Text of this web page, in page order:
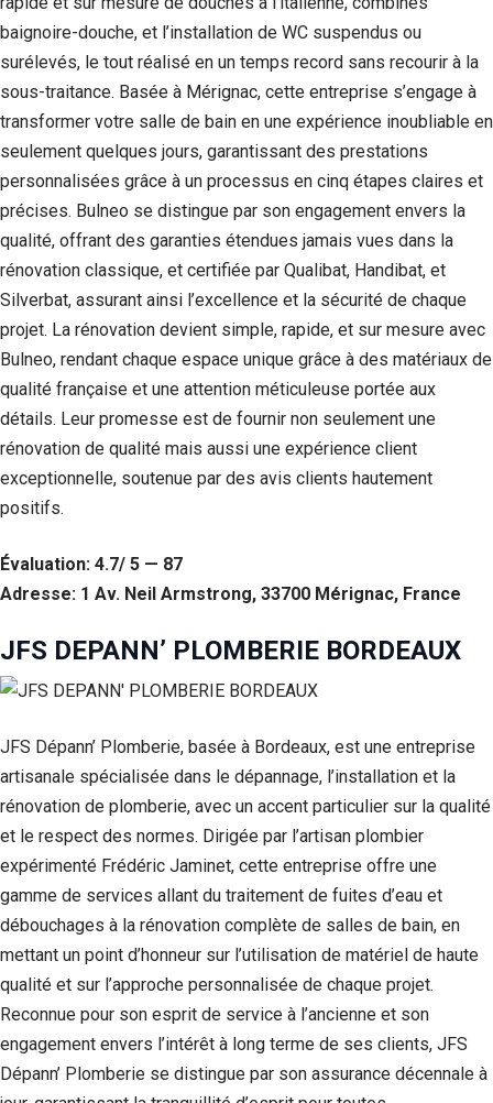
baignoire-douche, et l’installation de WC suspendus ou
surélevés, le tout réalisé en un temps record sans recourir à la
sous-traitance. Basée à Mérignac, cette entreprise s’engage à
transformer votre salle de bain en une expérience inoubliable en
seulement quelques jours, garantissant des prestations
personnalisées grâce à un processus en cinq étapes claires et
précises. Bulneo se distingue par son engagement envers la
qualité, offrant des garanties étendues jamais vues dans la
rénovation classique, et certifiée par Qualibat, Handibat, et
Silverbat, assurant ainsi l’excellence et la sécurité de chaque
projet. La rénovation devient simple, rapide, et sur mesure avec
Bulneo, rendant chaque espace unique grâce à des matériaux de
qualité française et une attention méticuleuse portée aux
détails. Leur promesse est de fournir non seulement une
rénovation de qualité mais aussi une expérience client
exceptionnelle, soutenue par des avis clients hautement
positifs.
Évaluation: 4.7/ 5 — 87
Adresse: 1 Av. Neil Armstrong, 33700 Mérignac, France
JFS DEPANN’ PLOMBERIE BORDEAUX
JFS Dépann’ Plomberie, basée à Bordeaux, est une entreprise
artisanale spécialisée dans le dépannage, l’installation et la
rénovation de plomberie, avec un accent particulier sur la qualité
et le respect des normes. Dirigée par l’artisan plombier
expérimenté Frédéric Jaminet, cette entreprise offre une
gamme de services allant du traitement de fuites d’eau et
débouchages à la rénovation complète de salles de bain, en
mettant un point d’honneur sur l’utilisation de matériel de haute
qualité et sur l’approche personnalisée de chaque projet.
Reconnue pour son esprit de service à l’ancienne et son
engagement envers l’intérêt à long terme de ses clients, JFS
Dépann’ Plomberie se distingue par son assurance décennale à